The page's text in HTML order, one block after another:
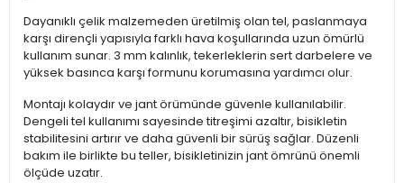
Dayanıklı çelik malzemeden üretilmiş olan tel, paslanmaya
karşı dirençli yapısıyla farklı hava koşullarında uzun ömürlü
kullanım sunar. 3 mm kalınlık, tekerleklerin sert darbelere ve
yüksek basınca karşı formunu korumasına yardımcı olur.
Montajı kolaydır ve jant örümünde güvenle kullanılabilir.
Dengeli tel kullanımı sayesinde titreşimi azaltır, bisikletin
stabilitesini artırır ve daha güvenli bir sürüş sağlar. Düzenli
bakım ile birlikte bu teller, bisikletinizin jant ömrünü önemli
ölçüde uzatır.